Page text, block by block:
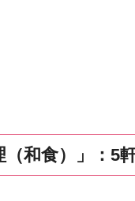
（和食）」：5